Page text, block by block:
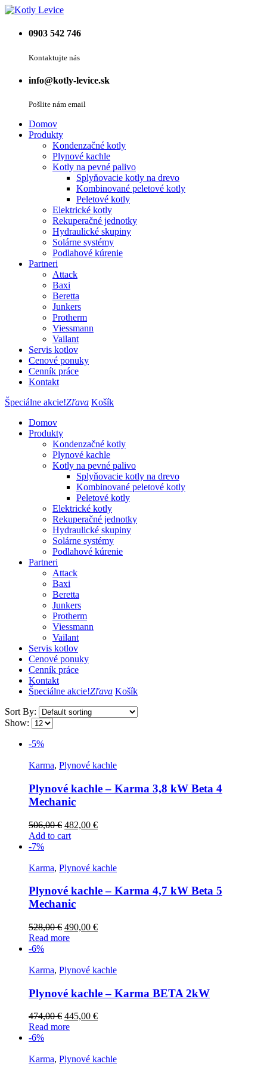
0903 542 746
Kontaktujte nás
info@kotly-levice.sk
Pošlite nám email
Domov
Produkty
Kondenzačné kotly
Plynové kachle
Kotly na pevné palivo
Splyňovacie kotly na drevo
Kombinované peletové kotly
Peletové kotly
Elektrické kotly
Rekuperačné jednotky
Hydraulické skupiny
Solárne systémy
Podlahové kúrenie
Partneri
Attack
Baxi
Beretta
Junkers
Protherm
Viessmann
Vailant
Servis kotlov
Cenové ponuky
Cenník práce
Kontakt
Špeciálne akcie!Zľava Košík
Domov
Produkty
Kondenzačné kotly
Plynové kachle
Kotly na pevné palivo
Splyňovacie kotly na drevo
Kombinované peletové kotly
Peletové kotly
Elektrické kotly
Rekuperačné jednotky
Hydraulické skupiny
Solárne systémy
Podlahové kúrenie
Partneri
Attack
Baxi
Beretta
Junkers
Protherm
Viessmann
Vailant
Servis kotlov
Cenové ponuky
Cenník práce
Kontakt
Špeciálne akcie!Zľava Košík
Sort By:
Show:
-5%
Karma, Plynové kachle
Plynové kachle – Karma 3,8 kW Beta 4
Mechanic
506,00€ 482,00 €
Add to cart
-7%
Karma, Plynové kachle
Plynové kachle – Karma 4,7 kW Beta 5
Mechanic
528,00€ 490,00 €
Read more
-6%
Karma, Plynové kachle
Plynové kachle – Karma BETA 2kW
474,00€ 445,00 €
Read more
-6%
Karma, Plynové kachle